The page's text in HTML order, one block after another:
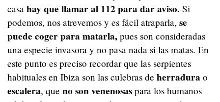
casa hay que llamar al 112 para dar aviso. Si
podemos, nos atrevemos y es fácil atraparla, se
puede coger para matarla, pues son consideradas
una especie invasora y no pasa nada si las matas. En
este punto es preciso recordar que las serpientes
habituales en Ibiza son las culebras de herradura o
escalera, que no son venenosas para los humanos